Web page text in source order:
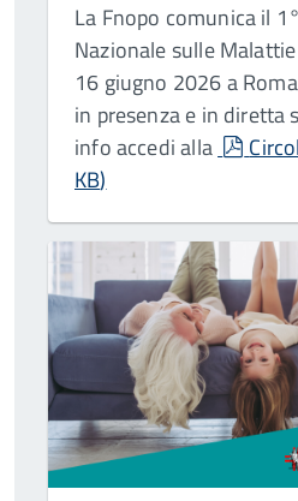
La Fnopo comunica il
Nazionale sulle
16 giugno 2026 a
in presenza e in diretta
info accedi alla
pdf
KB)